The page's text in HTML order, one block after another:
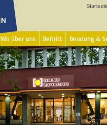
Wir über uns Beitritt Beratung &